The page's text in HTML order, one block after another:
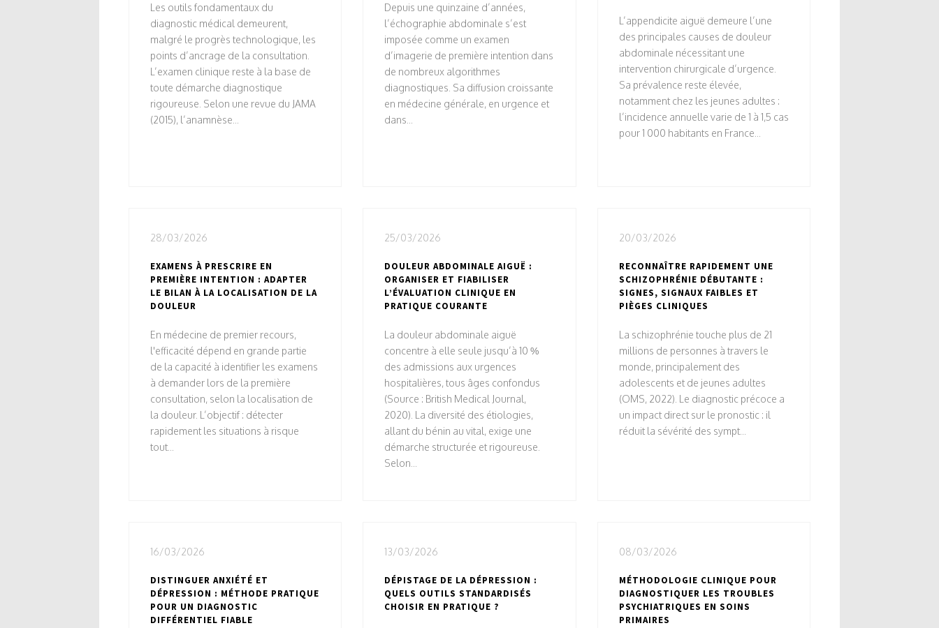
Les outils fondamentaux du
diagnostic médical demeurent,
malgré le progrès technologique, les
points d’ancrage de la consultation.
L’examen clinique reste à la base de
toute démarche diagnostique
rigoureuse. Selon une revue du JAMA
(2015), l’anamnèse...
Depuis une quinzaine d’années,
l’échographie abdominale s’est
imposée comme un examen
d’imagerie de première intention dans
de nombreux algorithmes
diagnostiques. Sa diffusion croissante
en médecine générale, en urgence et
dans...
L’appendicite aiguë demeure l’une
des principales causes de douleur
abdominale nécessitant une
intervention chirurgicale d’urgence.
Sa prévalence reste élevée,
notamment chez les jeunes adultes :
l’incidence annuelle varie de 1 à 1,5 cas
pour 1 000 habitants en France...
28/03/2026
EXAMENS À PRESCRIRE EN
PREMIÈRE INTENTION : ADAPTER
LE BILAN À LA LOCALISATION DE LA
DOULEUR
En médecine de premier recours,
l'efficacité dépend en grande partie
de la capacité à identifier les examens
à demander lors de la première
consultation, selon la localisation de
la douleur. L’objectif : détecter
rapidement les situations à risque
tout...
25/03/2026
DOULEUR ABDOMINALE AIGUË :
ORGANISER ET FIABILISER
L’ÉVALUATION CLINIQUE EN
PRATIQUE COURANTE
La douleur abdominale aiguë
concentre à elle seule jusqu’à 10 %
des admissions aux urgences
hospitalières, tous âges confondus
(Source : British Medical Journal,
2020). La diversité des étiologies,
allant du bénin au vital, exige une
démarche structurée et rigoureuse.
Selon...
20/03/2026
RECONNAÎTRE RAPIDEMENT UNE
SCHIZOPHRÉNIE DÉBUTANTE :
SIGNES, SIGNAUX FAIBLES ET
PIÈGES CLINIQUES
La schizophrénie touche plus de 21
millions de personnes à travers le
monde, principalement des
adolescents et de jeunes adultes
(OMS, 2022). Le diagnostic précoce a
un impact direct sur le pronostic : il
réduit la sévérité des sympt...
16/03/2026
DISTINGUER ANXIÉTÉ ET
DÉPRESSION : MÉTHODE PRATIQUE
POUR UN DIAGNOSTIC
DIFFÉRENTIEL FIABLE
13/03/2026
DÉPISTAGE DE LA DÉPRESSION :
QUELS OUTILS STANDARDISÉS
CHOISIR EN PRATIQUE ?
08/03/2026
MÉTHODOLOGIE CLINIQUE POUR
DIAGNOSTIQUER LES TROUBLES
PSYCHIATRIQUES EN SOINS
PRIMAIRES